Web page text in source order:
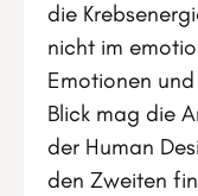
die
nicht im
Emotionen
Blick mag die
der Human
den Zweiten